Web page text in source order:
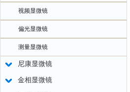
视频显微镜
偏光显微镜
测量显微镜
尼康显微镜
金相显微镜